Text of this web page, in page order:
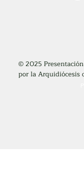
© 2025
por la Arquidiócesis